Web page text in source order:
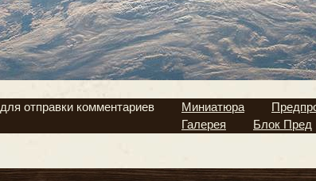
для отправки комментариев Миниатюра
Галерея
Блок Пред